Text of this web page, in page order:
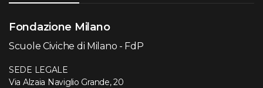
Fondazione Milano
Scuole Civiche di Milano - FdP
SEDE LEGALE
Via Alzaia Naviglio Grande, 20